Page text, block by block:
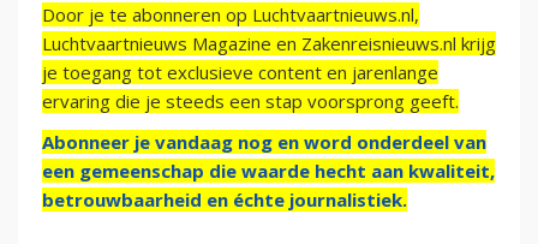
Door je te abonneren op Luchtvaartnieuws.nl,
Luchtvaartnieuws Magazine en Zakenreisnieuws.nl krijg
je toegang tot exclusieve content en jarenlange
ervaring die je steeds een stap voorsprong geeft.
Abonneer je vandaag nog en word onderdeel van
een gemeenschap die waarde hecht aan kwaliteit,
betrouwbaarheid en échte journalistiek.